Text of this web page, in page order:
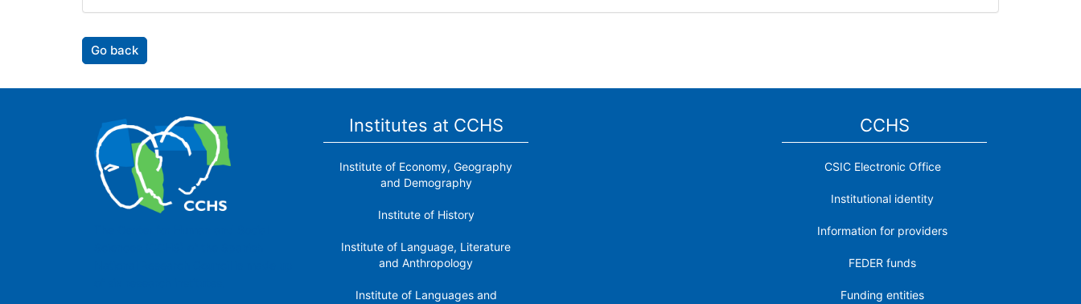
Go back
Institutes at CCHS
Institute of Economy, Geography
and Demography
Institute of History
Institute of Language, Literature
and Anthropology
Institute of Languages ​​and
CCHS
CSIC Electronic Office
Institutional identity
Information for providers
FEDER funds
Funding entities